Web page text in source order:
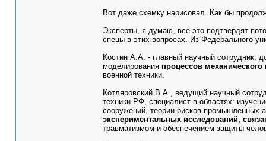
Вот даже схемку нарисовал. Как бы
Эксперты, я думаю, все это подтвердят
спецы в этих вопросах. Из Федерального
Костин А.А. - главный научный сотрудник,
моделирования процессов
военной техники.
Котляровский В.А., ведущий научный
техники РФ, специалист в областях:
сооружений, теории рисков промышленных
экспериментальных исследований,
травматизмом и обеспечением защиты